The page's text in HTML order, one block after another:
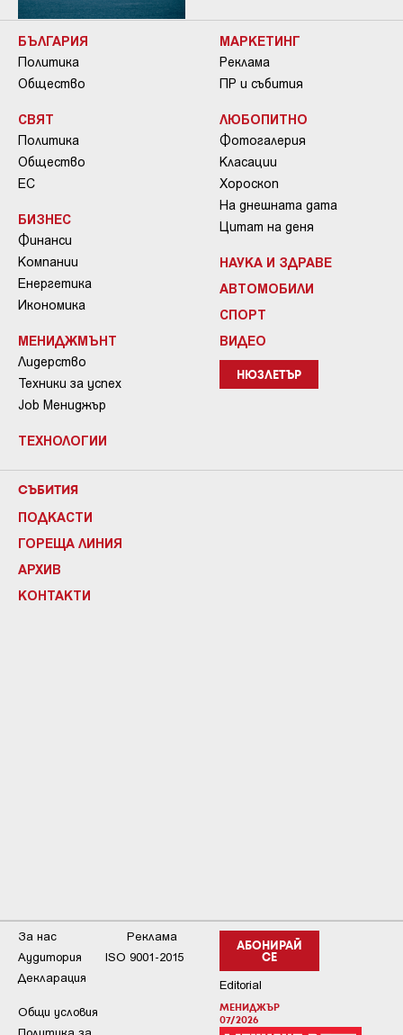
БЪЛГАРИЯ
Политика
Общество
СВЯТ
Политика
Общество
ЕС
БИЗНЕС
Финанси
Компании
Енергетика
Икономика
МЕНИДЖМЪНТ
Лидерство
Техники за успех
Job Мениджър
ТЕХНОЛОГИИ
МАРКЕТИНГ
Реклама
ПР и събития
ЛЮБОПИТНО
Фотогалерия
Класации
Хороскоп
На днешната дата
Цитат на деня
НАУКА И ЗДРАВЕ
АВТОМОБИЛИ
СПОРТ
ВИДЕО
НЮЗЛЕТЪР
СЪБИТИЯ
ПОДКАСТИ
ГОРЕЩА ЛИНИЯ
АРХИВ
КОНТАКТИ
АБОНИРАЙ
СЕ
Editorial
МЕНИДЖЪР
07/2026
За нас
Реклама
Аудитория
ISO 9001-2015
Декларация
Общи условия